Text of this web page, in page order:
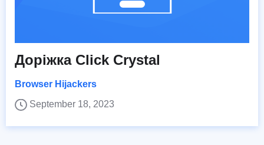
Доріжка Click Crystal
Browser Hijackers
September 18, 2023